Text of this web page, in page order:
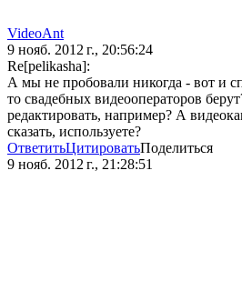
VideoAnt
9 нояб. 2012 г., 20:56:24
Re[pelikasha]:
А мы не пробовали никогда - вот и
то свадебных видеооператоров
редактировать, например? А
сказать, используете?
ОтветитьЦитироватьПоделиться
9 нояб. 2012 г., 21:28:51